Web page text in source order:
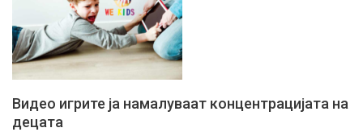
Видео игрите ја намалуваат концентрацијата на
децата